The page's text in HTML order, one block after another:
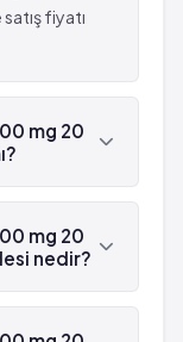
fiyatı
mg 20
300 mg 20
mg 20
nedir?
20
salisilik